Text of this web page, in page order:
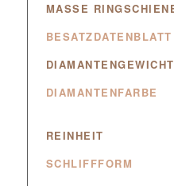
MASSE RINGSCHIENE
BESATZDATENBLATT
DIAMANTENGEWICHT
DIAMANTENFARBE
REINHEIT
SCHLIFFFORM